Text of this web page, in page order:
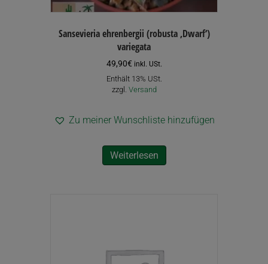
Sansevieria ehrenbergii (robusta ‚Dwarf‘)
variegata
49,90€ inkl. USt.
Enthält 13% USt.
zzgl. Versand
Zu meiner Wunschliste hinzufügen
Weiterlesen